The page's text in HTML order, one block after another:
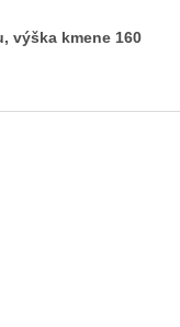
výška kmene 160